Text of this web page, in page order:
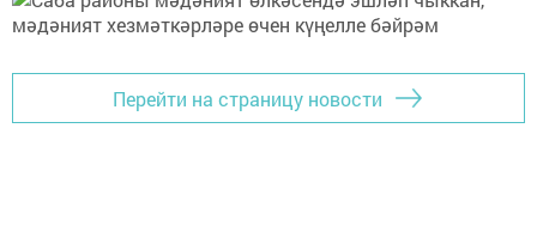
Перейти на страницу новости